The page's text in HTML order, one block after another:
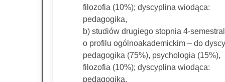
filozofia (10%); dyscyplina wiodąca:
pedagogika,
b) studiów drugiego stopnia 4-
o profilu ogólnoakademickim – do
pedagogika (75%), psychologia (15%),
filozofia (10%); dyscyplina wiodąca:
pedagogika,